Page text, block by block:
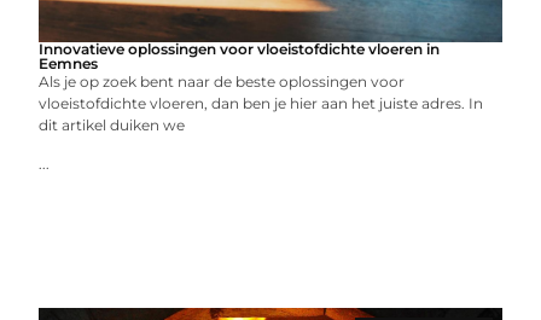
Innovatieve oplossingen voor vloeistofdichte vloeren in
Eemnes
Als je op zoek bent naar de beste oplossingen voor
vloeistofdichte vloeren, dan ben je hier aan het juiste adres. In
dit artikel duiken we
...